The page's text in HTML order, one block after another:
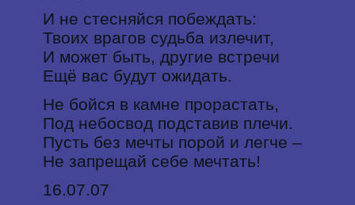
И не стесняйся побеждать:
Твоих врагов судьба излечит,
И может быть, другие встречи
Ещё вас будут ожидать.
Не бойся в камне прорастать,
Под небосвод подставив плечи.
Пусть без мечты порой и легче –
Не запрещай себе мечтать!
16.07.07